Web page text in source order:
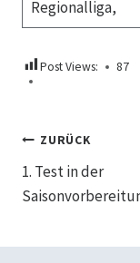
Regionalliga,
Post Views: 87
ZURÜCK
1. Test in der